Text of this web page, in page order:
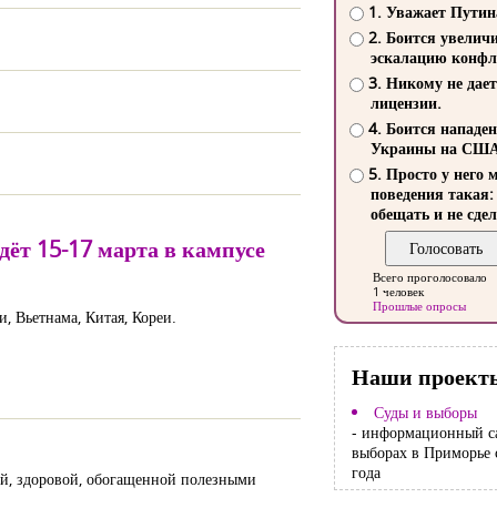
15-17 марта в кампусе
Вьетнама, Китая, Кореи.
здоровой, обогащенной полезными
1. Уважает
2. Боится
эскалацию
3. Никому не
лицензии.
4. Боится
Украины на
5. Просто у него
поведения такая:
обещать и не
Всего проголосовало
1 человек
Прошлые опросы
Наши
Суды и выборы
- информационный
выборах в Приморье
года